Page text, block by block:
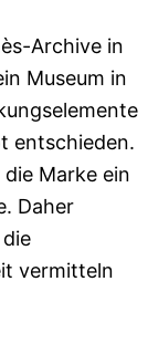
Archive in
Museum in
entschieden.
Marke ein
Daher
vermitteln